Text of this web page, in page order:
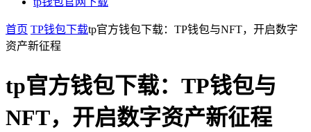
首页 TP钱包下载tp官方钱包下载：TP钱包与NFT，开启数字
资产新征程
tp官方钱包下载：TP钱包与
NFT，开启数字资产新征程